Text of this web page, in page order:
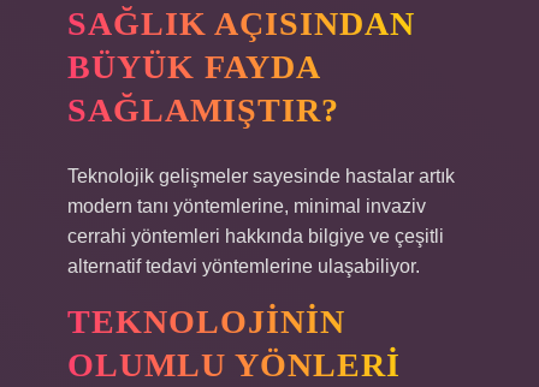
SAĞLIK AÇISINDAN
BÜYÜK FAYDA
SAĞLAMIŞTIR?
Teknolojik gelişmeler sayesinde hastalar artık
modern tanı yöntemlerine, minimal invaziv
cerrahi yöntemleri hakkında bilgiye ve çeşitli
alternatif tedavi yöntemlerine ulaşabiliyor.
TEKNOLOJININ
OLUMLU YÖNLERI